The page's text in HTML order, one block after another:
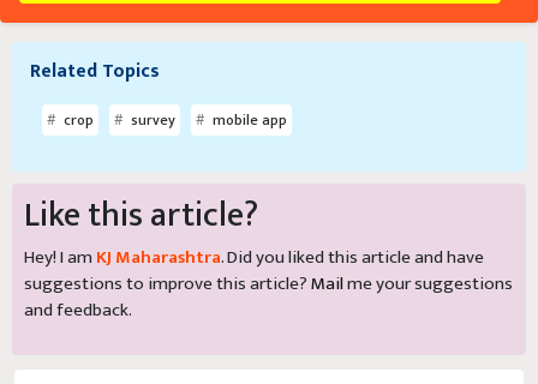
Related Topics
crop survey mobile app
Like this article?
Hey! I am KJ Maharashtra. Did you liked this article and have
suggestions to improve this article?Mailme your suggestions
and feedback.